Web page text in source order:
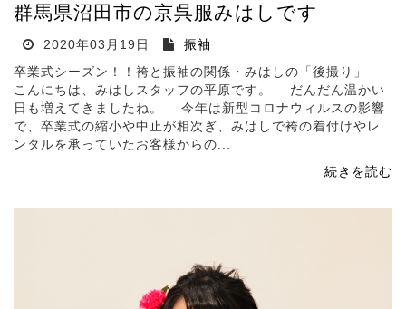
群馬県沼田市の京呉服みはしです
2020年03月19日
振袖
卒業式シーズン！！袴と振袖の関係・みはしの「後撮り」
こんにちは、みはしスタッフの平原です。 だんだん温かい
日も増えてきましたね。 今年は新型コロナウィルスの影響
で、卒業式の縮小や中止が相次ぎ、みはしで袴の着付けやレ
ンタルを承っていたお客様からの...
続きを読む